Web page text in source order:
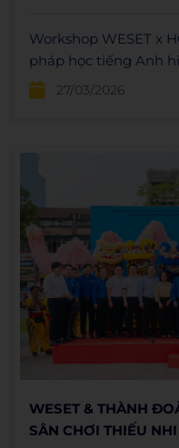
Workshop WESET x
pháp học tiếng Anh
hóa và bí quyết bứt
27/03/2026
WESET & THÀNH
SÂN CHƠI THIẾU NHI